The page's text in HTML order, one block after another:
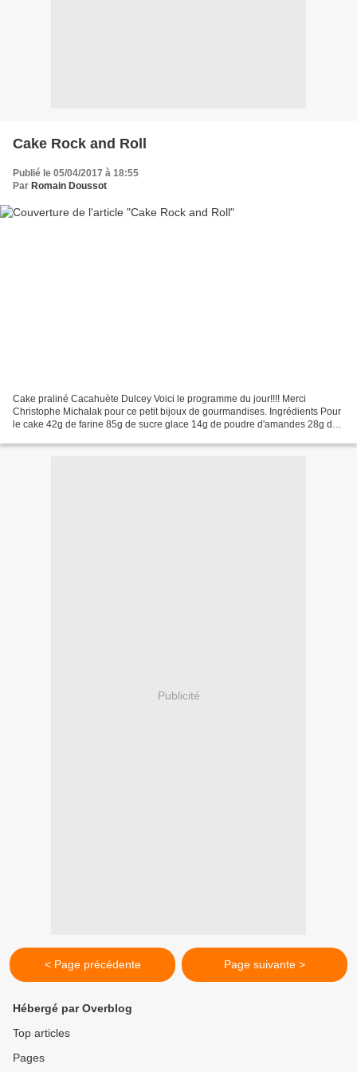
Cake Rock and Roll
Publié le 05/04/2017 à 18:55
Par Romain Doussot
Cake praliné Cacahuète Dulcey Voici le programme du jour!!!! Merci
Christophe Michalak pour ce petit bijoux de gourmandises. Ingrédients Pour
le cake 42g de farine 85g de sucre glace 14g de poudre d'amandes 28g de
Publicité
< Page précédente Page suivante >
Hébergé par Overblog
Top articles
Pages